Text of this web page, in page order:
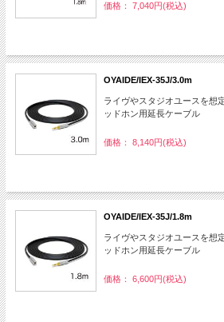
価格： 7,040円(税込)
OYAIDE/IEX-35J/3.0m
ライヴやスタジオユースを想
ッドホン用延長ケーブル
価格： 8,140円(税込)
OYAIDE/IEX-35J/1.8m
ライヴやスタジオユースを想
ッドホン用延長ケーブル
価格： 6,600円(税込)